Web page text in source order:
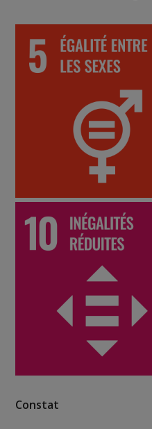
Constat